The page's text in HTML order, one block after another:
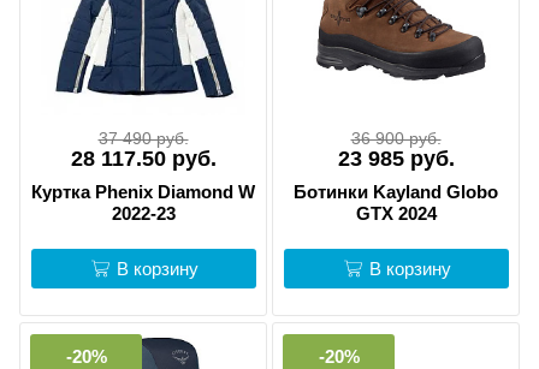
37 490 руб.
28 117.50 руб.
Куртка Phenix Diamond W
2022-23
В корзину
36 900 руб.
23 985 руб.
Ботинки Kayland Globo
GTX 2024
В корзину
-20% -20%